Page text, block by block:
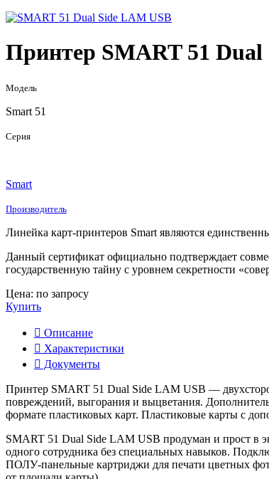
Принтер SMART 51
Модель
Smart 51
Серия
Smart
Производитель
Линейка карт-принтеров Smart являются
Данный сертификат официально подтверждает
государственную тайну с уровнем секретности
Цена: по запросу
Купить
Описание
Характеристики
Документы
Принтер SMART 51 Dual Side LAM USB —
повреждений, выгорания и выцветания.
формате пластиковых карт. Пластиковые карты с
SMART 51 Dual Side LAM USB продуман и прост в
одного сотрудника без специальных навыков.
ПОЛУ-панельные картриджи для печати цветных